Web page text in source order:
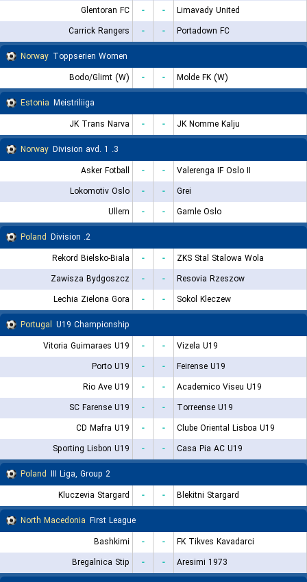
Glentoran FC
- -
Limavady United
Carrick Rangers
- -
Portadown FC
Norway Toppserien Women
Bodo/Glimt (W)
- -
Molde FK (W)
Estonia Meistriliiga
JK Trans Narva
- -
JK Nomme Kalju
Norway
3. Division avd. 1
Asker Fotball
- -
Valerenga IF Oslo II
Lokomotiv Oslo
- -
Grei
Ullern
- -
Gamle Oslo
Poland
2. Division
Rekord Bielsko-Biala
- -
ZKS Stal Stalowa Wola
Zawisza Bydgoszcz
- -
Resovia Rzeszow
Lechia Zielona Gora
- -
Sokol Kleczew
Portugal U19 Championship
Vitoria Guimaraes U19
- -
Vizela U19
Porto U19
- -
Feirense U19
Rio Ave U19
- -
Academico Viseu U19
SC Farense U19
- -
Torreense U19
CD Mafra U19
- -
Clube Oriental Lisboa U19
Sporting Lisbon U19
- -
Casa Pia AC U19
Poland III Liga, Group 2
Kluczevia Stargard
- -
Blekitni Stargard
North Macedonia First League
Bashkimi
- -
FK Tikves Kavadarci
Bregalnica Stip
- -
Aresimi 1973